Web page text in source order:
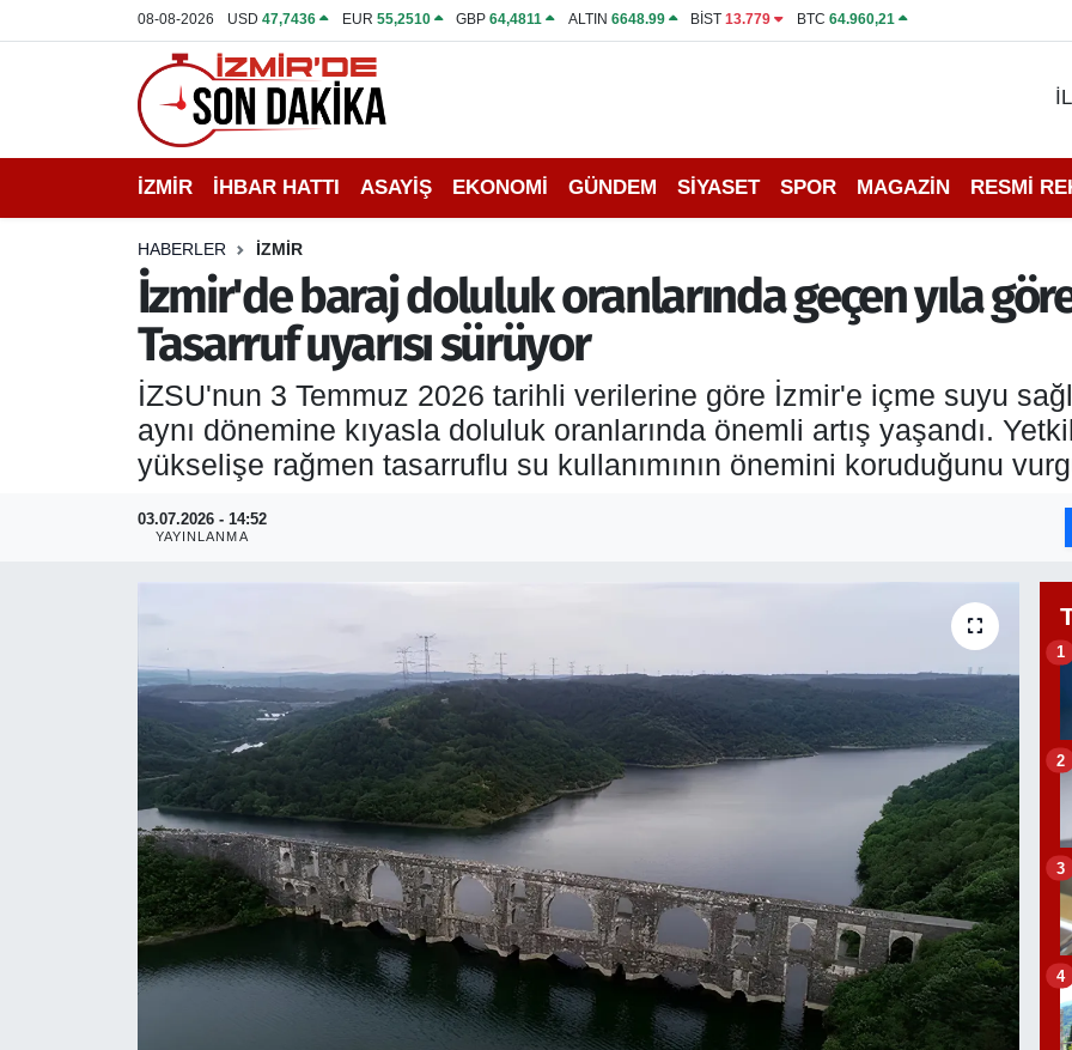
08-08-2026 USD47,7436 EUR 55,2510 GBP64,4811 ALTIN 6648.99 BİST13.779 BTC 64.960,21
İZMİR İHBAR HATTI ASAYİŞ EKONOMİ GÜNDEM SİYASET SPOR MAGAZİN RESMİ
HABERLER İZMİR
İzmir'de baraj doluluk oranlarında geçen yıla
Tasarruf uyarısı sürüyor
İZSU'nun 3 Temmuz 2026 tarihli verilerine göre İzmir'e içme suyu
aynı dönemine kıyasla doluluk oranlarında önemli artış yaşandı.
yükselişe rağmen tasarruflu su kullanımının önemini koruduğunu
03.07.2026 - 14:52
YAYINLANMA
1
2
3
4
İHBAR HATTI
DEPREM
EKONOMİ
SİYASET
ASAYİŞ
İzmir Nöbetçi Eczaneler
İzmir Hava Durumu
İzmir Namaz Vakitleri
İzmir Trafik Yoğunluk Haritası
Puan Durumu ve Fikstür
Tüm Manşetler
Son Dakika Haberleri
Haber Arşivi